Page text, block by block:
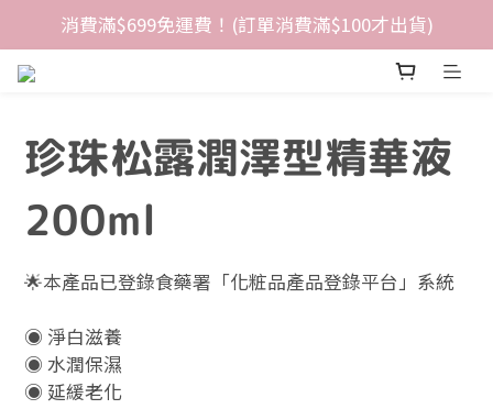
消費滿$699免運費！(訂單消費滿$100才出貨)
珍珠松露潤澤型精華液
200ml
🌟本產品已登錄食藥署「化粧品產品登錄平台」系統
◉ 淨白滋養
◉ 水潤保濕
◉ 延緩老化